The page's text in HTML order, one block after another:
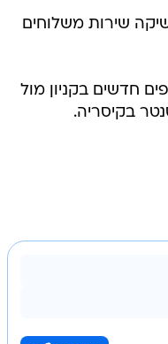
שירות משלוחים
חדשים בקניון מול
בקיסריה.